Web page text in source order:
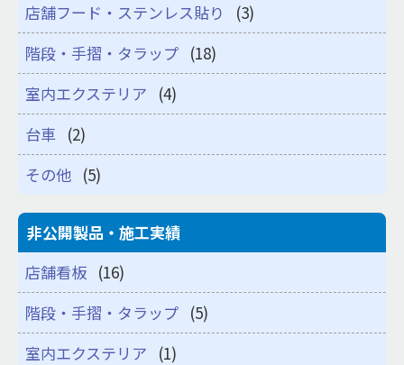
店舗フード・ステンレス貼り
(3)
階段・手摺・タラップ (18)
室内エクステリア (4)
台車 (2)
その他 (5)
非公開製品・施工実績
店舗看板 (16)
階段・手摺・タラップ (5)
室内エクステリア (1)